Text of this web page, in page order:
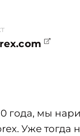
года, мы
Уже